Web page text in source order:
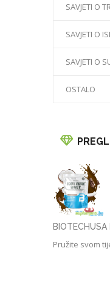
SAVJETI O
SAVJETI O
SAVJETI O
OSTALO
BIOTECHUSA
Pružite svom
Puritan's